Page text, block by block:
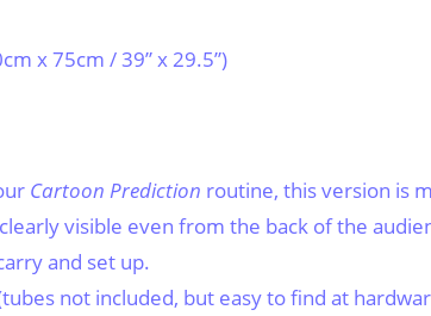
x 75cm / 39” x 29.5”)
Cartoon Prediction routine, this version is
visible even from the back of the
and set up.
not included, but easy to find at